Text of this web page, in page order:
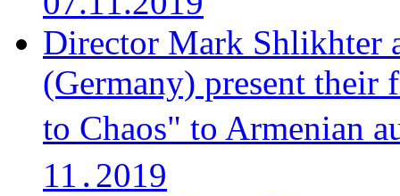
Director Mark Shlikhter
(Germany) present
to Chaos" to Armenian
11․2019